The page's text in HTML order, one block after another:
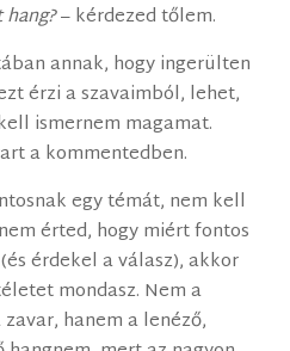
– kérdezed tőlem.
annak, hogy ingerülten
érzi a szavaimból, lehet,
ismernem magamat.
a kommentedben.
egy témát, nem kell
érted, hogy miért fontos
érdekel a válasz), akkor
mondasz. Nem a
hanem a lenéző,